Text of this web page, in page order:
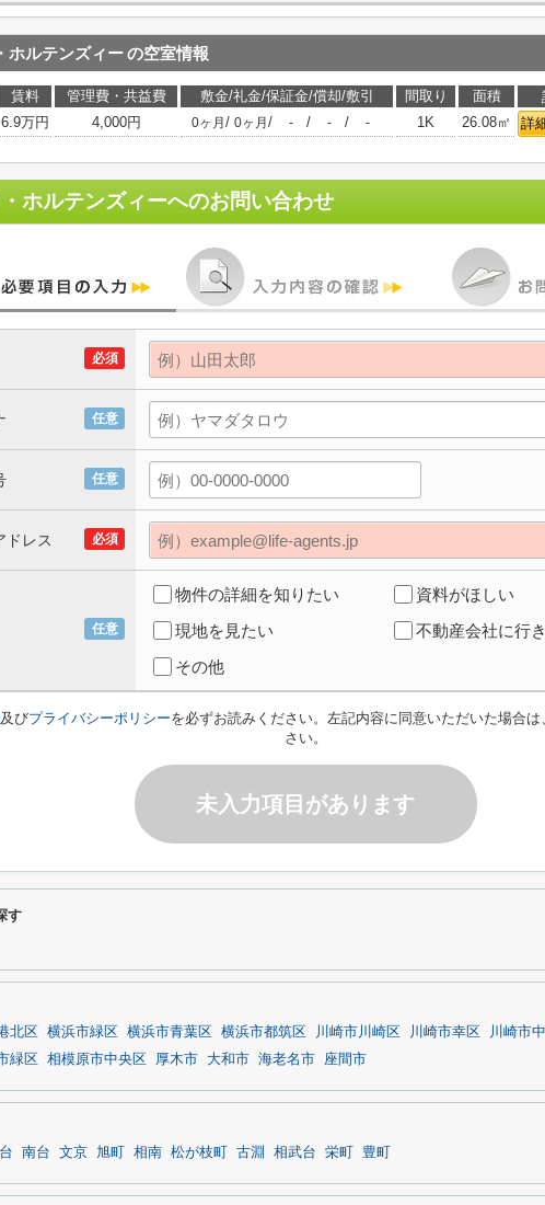
ホルテンズィーの空室情報
賃料 管理費・共益費 敷金/礼金/保証金/償却/敷引 間取り 面積
6.9万円 4,000円 0ヶ月 / 0ヶ月 / - / - / - 1K 26.08㎡ 詳
ホルテンズィーへのお問い合わせ
必須
任意
任意
必須
ドレス
任意
物件の詳細を知りたい
資料がほしい
現地を見たい
不動産会社に行
その他
及びプライバシーポリシーを必ずお読みください。左記内容に同意いただいた場合
さい。
未入力項目があります
す
北区 横浜市緑区 横浜市青葉区 横浜市都筑区 川崎市川崎区 川崎市幸区
川崎市
緑区 相模原市中央区 厚木市 大和市 海老名市 座間市
南台 文京 旭町 相南 松が枝町 古淵 相武台 栄町 豊町